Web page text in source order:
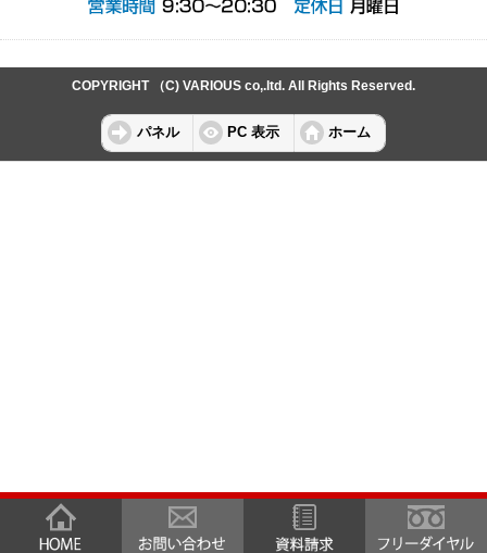
COPYRIGHT （C) VARIOUS co,.ltd. All Rights Reserved.
パネル PC 表示 ホーム